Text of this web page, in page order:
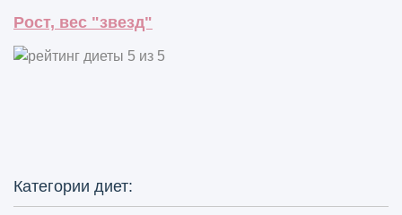
Рост, вес "звезд"
Категории диет: